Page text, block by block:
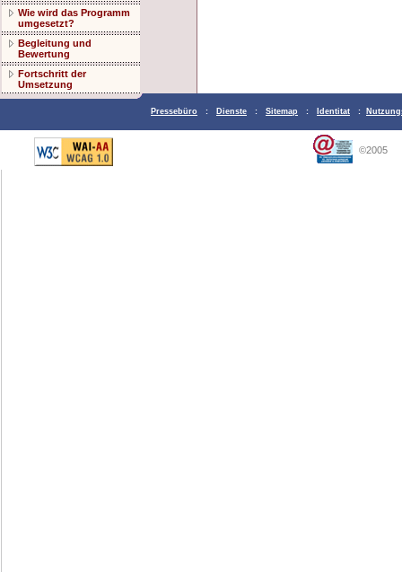
Wie wird das Programm
umgesetzt?
Begleitung und
Bewertung
Fortschritt der
Umsetzung
Pressebüro : Dienste : Sitemap : Identitat :
©2005